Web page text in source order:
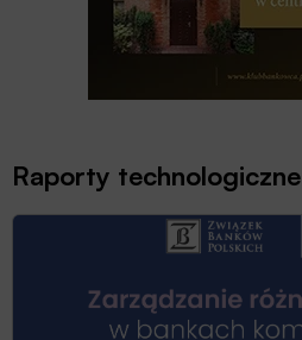
Raporty technologiczne